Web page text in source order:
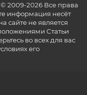
2009-2026 Все права
информация несёт
сайте не является
Статьи
во всех для вас
его